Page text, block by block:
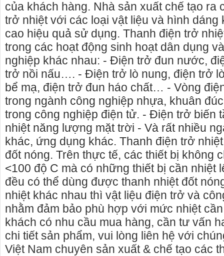
của khách hàng. Nhà sản xuất chế tạo ra
trở nhiệt với các loại vật liệu và hình dáng
cao hiệu quả sử dụng. Thanh điện trở
trong các hoạt động sinh hoạt dân dụng
nghiệp khác nhau: - Điện trở đun nước,
trở nồi nấu…. - Điện trở lò nung, điện trở
bể mạ, điện trở đun háo chất… - Vòng
trong ngành công nghiệp nhựa, khuân
trong công nghiệp điện tử. - Điện trở
nhiệt năng lượng mặt trời - Và rất nhiều
khác, ứng dụng khác. Thanh điện trở
đốt nóng. Trên thực tế, các thiết bị không
<100 độ C mà có những thiết bị cần nhiệt
đều có thể dùng được thanh nhiệt đốt
nhiệt khác nhau thì vật liệu điện trở và
nhằm đảm bảo phù hợp với mức nhiệt
khách có nhu cầu mua hàng, cần tư vấn
chi tiết sản phẩm, vui lòng liên hệ với
Việt Nam chuyên sản xuất & chế tạo các
cho thue xe may phu yen - cho
phú yên
0387560028 cho thuê xe máy
thuê xe máy ở tại Tuy Hòa Phú
nguyên căn Phú Yên, chuyên cho
căn tại Phú Yên
đang cho thuê nhà nguyên căn
Phú Yên.